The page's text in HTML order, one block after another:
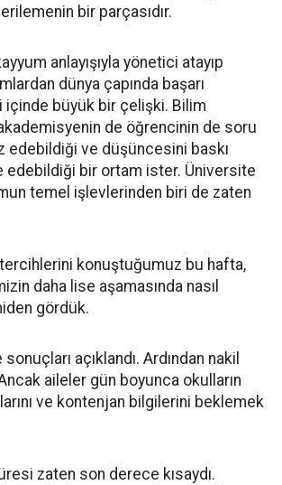
bir parçasıdır.
anlayışıyla yönetici atayıp
dünya çapında başarı
içinde büyük bir çelişki. Bilim
de öğrencinin de soru
edebildiği ve düşüncesini baskı
edebildiği bir ortam ister. Üniversite
temel işlevlerinden biri de zaten
konuştuğumuz bu hafta,
daha lise aşamasında nasıl
gördük.
açıklandı. Ardından nakil
aileler gün boyunca okulların
ve kontenjan bilgilerini beklemek
zaten son derece kısaydı.